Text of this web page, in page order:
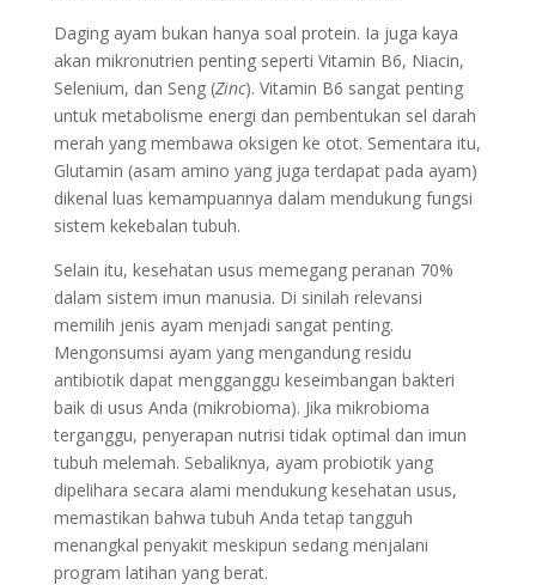
Daging ayam bukan hanya soal protein. Ia juga kaya
akan mikronutrien penting seperti Vitamin B6, Niacin,
Selenium, dan Seng (Zinc). Vitamin B6 sangat penting
untuk metabolisme energi dan pembentukan sel darah
merah yang membawa oksigen ke otot. Sementara itu,
Glutamin (asam amino yang juga terdapat pada ayam)
dikenal luas kemampuannya dalam mendukung fungsi
sistem kekebalan tubuh.
Selain itu, kesehatan usus memegang peranan 70%
dalam sistem imun manusia. Di sinilah relevansi
memilih jenis ayam menjadi sangat penting.
Mengonsumsi ayam yang mengandung residu
antibiotik dapat mengganggu keseimbangan bakteri
baik di usus Anda (mikrobioma). Jika mikrobioma
terganggu, penyerapan nutrisi tidak optimal dan imun
tubuh melemah. Sebaliknya, ayam probiotik yang
dipelihara secara alami mendukung kesehatan usus,
memastikan bahwa tubuh Anda tetap tangguh
menangkal penyakit meskipun sedang menjalani
program latihan yang berat.